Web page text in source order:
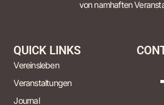
von namhaften
QUICK LINKS
Vereinsleben
Veranstaltungen
Journal